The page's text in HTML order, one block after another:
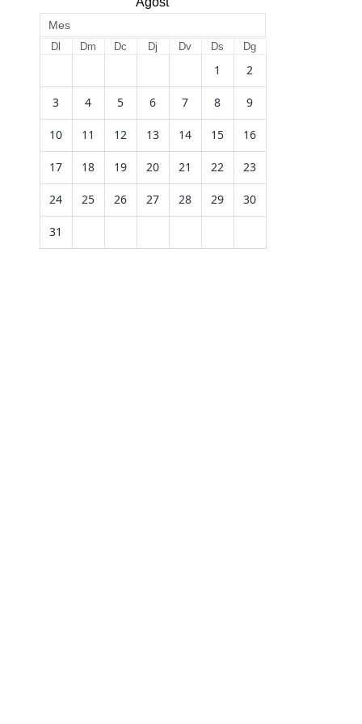
Mes
Dl Dm Dc Dj Dv Ds Dg
1 2
3 4 5 6 7 8 9
10 11 12 13 14 15 16
17 18 19 20 21 22 23
24 25 26 27 28 29 30
31